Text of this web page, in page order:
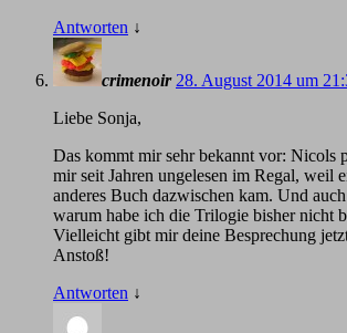
Antworten ↓
crimenoir 28. August 2014 um
Liebe Sonja,
Das kommt mir sehr bekannt vor: Nicols
mir seit Jahren ungelesen im Regal, weil
anderes Buch dazwischen kam. Und
warum habe ich die Trilogie bisher nicht
Vielleicht gibt mir deine Besprechung
Anstoß!
Antworten ↓